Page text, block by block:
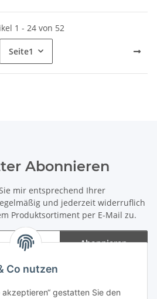
Co nutzen
akzeptieren“ gestatten Sie den
1 - 24 von 52
Seite1
Abonnieren
mir entsprechend Ihrer
und jederzeit widerruflich
Produktsortiment per E-Mail zu.
Abonnieren